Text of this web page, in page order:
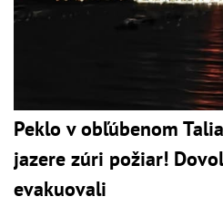
Peklo v obľúbenom
jazere zúri požiar!
evakuovali